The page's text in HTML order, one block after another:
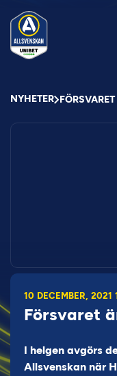
NYHETER
10 DECEMBER, 2021
Försvaret
I helgen avgörs
Allsvenskan när